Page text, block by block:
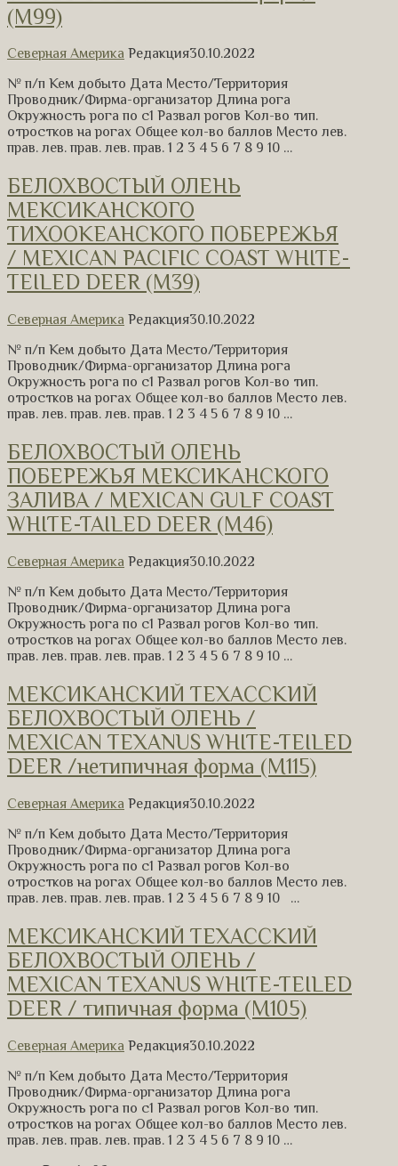
(М99)
Северная Америка Редакция30.10.2022
№ п/п Кем добыто Дата Место/Территория
Проводник/Фирма-организатор Длина рога
Окружность рога по с1 Развал рогов Кол-во тип.
отростков на рогах Общее кол-во баллов Место лев.
прав. лев. прав. лев. прав. 1 2 3 4 5 6 7 8 9 10 …
БЕЛОХВОСТЫЙ ОЛЕНЬ
МЕКСИКАНСКОГО
ТИХООКЕАНСКОГО ПОБЕРЕЖЬЯ
/ MEXICAN PACIFIC COAST WHITE-
TEILED DEER (M39)
Северная Америка Редакция30.10.2022
№ п/п Кем добыто Дата Место/Территория
Проводник/Фирма-организатор Длина рога
Окружность рога по с1 Развал рогов Кол-во тип.
отростков на рогах Общее кол-во баллов Место лев.
прав. лев. прав. лев. прав. 1 2 3 4 5 6 7 8 9 10 …
БЕЛОХВОСТЫЙ ОЛЕНЬ
ПОБЕРЕЖЬЯ МЕКСИКАНСКОГО
ЗАЛИВА / MEXICAN GULF COAST
WHITE-TAILED DEER (M46)
Северная Америка Редакция30.10.2022
№ п/п Кем добыто Дата Место/Территория
Проводник/Фирма-организатор Длина рога
Окружность рога по с1 Развал рогов Кол-во тип.
отростков на рогах Общее кол-во баллов Место лев.
прав. лев. прав. лев. прав. 1 2 3 4 5 6 7 8 9 10 …
МЕКСИКАНСКИЙ ТЕХАССКИЙ
БЕЛОХВОСТЫЙ ОЛЕНЬ /
MEXICAN TEXANUS WHITE-TEILED
DEER /нетипичная форма (М115)
Северная Америка Редакция30.10.2022
№ п/п Кем добыто Дата Место/Территория
Проводник/Фирма-организатор Длина рога
Окружность рога по с1 Развал рогов Кол-во
отростков на рогах Общее кол-во баллов Место лев.
прав. лев. прав. лев. прав. 1 2 3 4 5 6 7 8 9 10 …
МЕКСИКАНСКИЙ ТЕХАССКИЙ
БЕЛОХВОСТЫЙ ОЛЕНЬ /
MEXICAN TEXANUS WHITE-TEILED
DEER / типичная форма (M105)
Северная Америка Редакция30.10.2022
№ п/п Кем добыто Дата Место/Территория
Проводник/Фирма-организатор Длина рога
Окружность рога по с1 Развал рогов Кол-во тип.
отростков на рогах Общее кол-во баллов Место лев.
прав. лев. прав. лев. прав. 1 2 3 4 5 6 7 8 9 10 …